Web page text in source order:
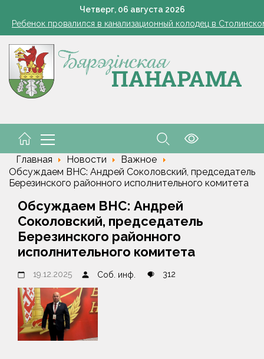
Четверг, 06 августа 2026
Косить или не косить: когда обрезка ботвы картофеля
Ребенок провалился в канализационный колодец в
расходы на проезд, если у работника нет
Семинар-совещание по охране труда профсоюза
Косить или не косить: когда обрезка ботвы картофеля
Главная Новости
Важное
Обсуждаем ВНС: Андрей Соколовский, председатель
Березинского районного исполнительного комитета
Обсуждаем ВНС: Андрей
Соколовский, председатель
Березинского районного
исполнительного комитета
19.12.2025 Соб. инф. 312